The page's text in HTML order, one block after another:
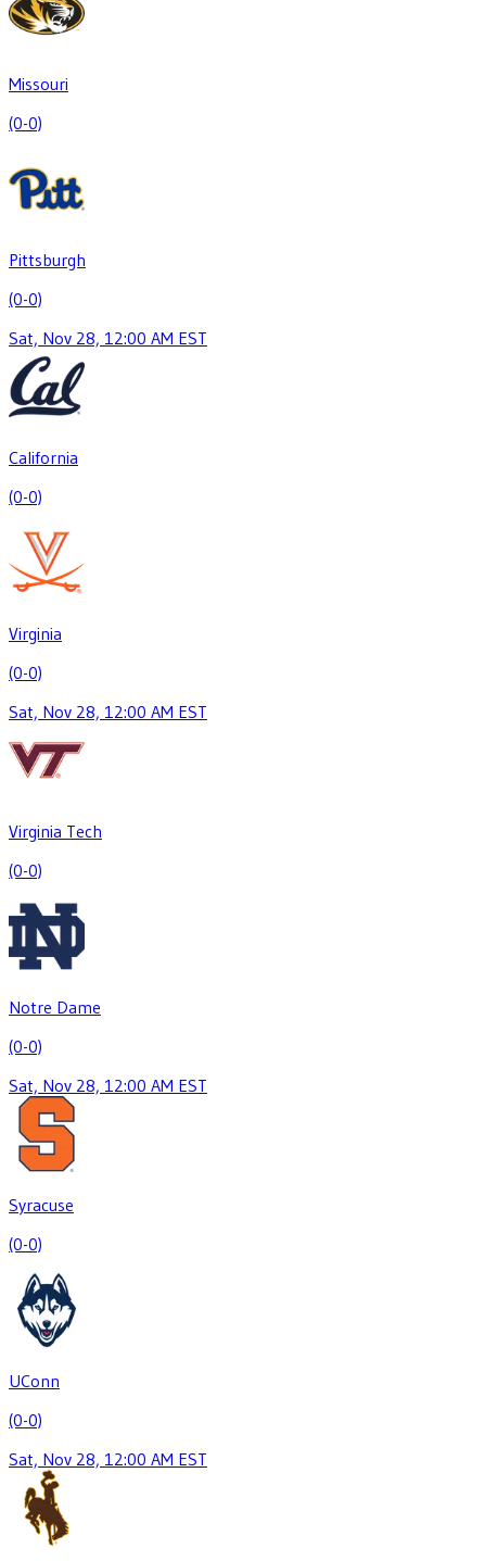
Missouri
(0-0)
Pittsburgh
(0-0)
Sat, Nov 28, 12:00 AM EST
California
(0-0)
Virginia
(0-0)
Sat, Nov 28, 12:00 AM EST
Virginia Tech
(0-0)
Notre Dame
(0-0)
Sat, Nov 28, 12:00 AM EST
Syracuse
(0-0)
UConn
(0-0)
Sat, Nov 28, 12:00 AM EST